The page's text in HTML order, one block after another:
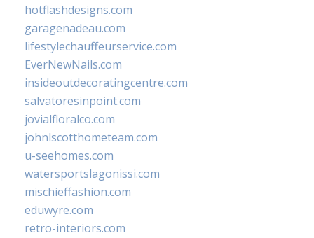
hotflashdesigns.com
garagenadeau.com
lifestylechauffeurservice.com
EverNewNails.com
insideoutdecoratingcentre.com
salvatoresinpoint.com
jovialfloralco.com
johnlscotthometeam.com
u-seehomes.com
watersportslagonissi.com
mischieffashion.com
eduwyre.com
retro-interiors.com